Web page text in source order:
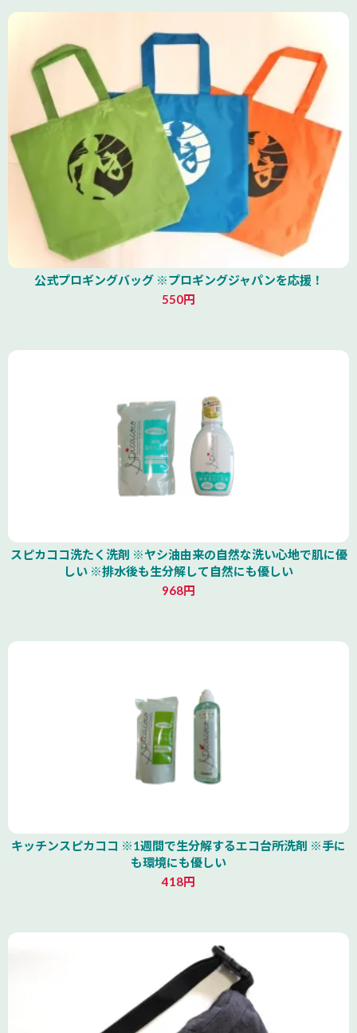
公式プロギングバッグ ※プロギングジャパンを応援！
550円
スピカココ洗たく洗剤 ※ヤシ油由来の自然な洗い心地で肌に優
しい ※排水後も生分解して自然にも優しい
968円
キッチンスピカココ ※1週間で生分解するエコ台所洗剤 ※手に
も環境にも優しい
418円